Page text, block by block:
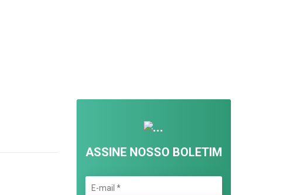
ASSINE NOSSO BOLETIM